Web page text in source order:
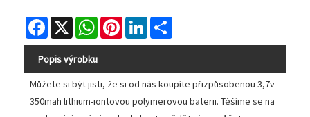
Facebook
X WhatsAppPinterestLinkedIn
Popis výrobku
Můžete si být jisti, že si od nás koupíte přizpůsobenou 3,7v
350mah lithium-iontovou polymerovou baterii. Těšíme se na